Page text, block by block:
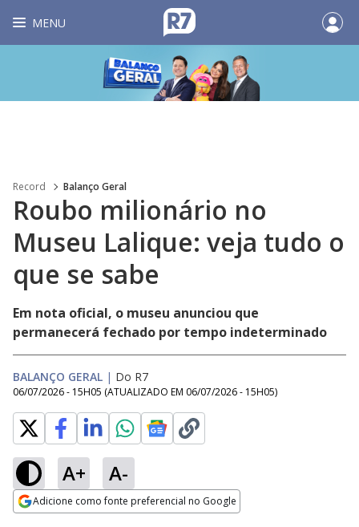
MENU
Record Balanço Geral
Roubo milionário no
Museu Lalique: veja tudo o
que se sabe
Em nota oficial, o museu anunciou que
permanecerá fechado por tempo indeterminado
BALANÇO GERAL | Do R7
06/07/2026 - 15H05 (ATUALIZADO EM 06/07/2026 - 15H05)
A+ A-
Adicione como fonte preferencial no Google
Ativar
Loaded :
16.14%